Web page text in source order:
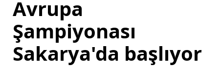
Avrupa
Şampiyonası
Sakarya'da başlıyor